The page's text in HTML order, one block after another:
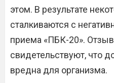
этом. В результате
сталкиваются с
приема «ПБК-20».
свидетельствуют, что
вредна для организма.